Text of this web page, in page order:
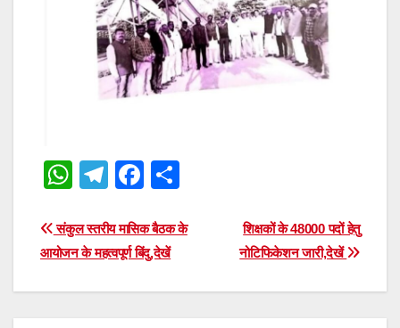
W
at
s
A
T
e
gr
a
F
c
e
b
ar
Post
navigation
शिक्षकों के 48000 पदों हेतु
नोटिफिकेशन जारी,देखें
संकुल स्तरीय मासिक बैठक के
आयोजन के महत्वपूर्ण बिंदु,देखें